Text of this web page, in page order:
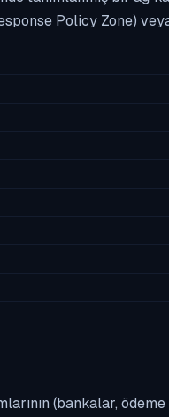
Policy Zone)
(bankalar,